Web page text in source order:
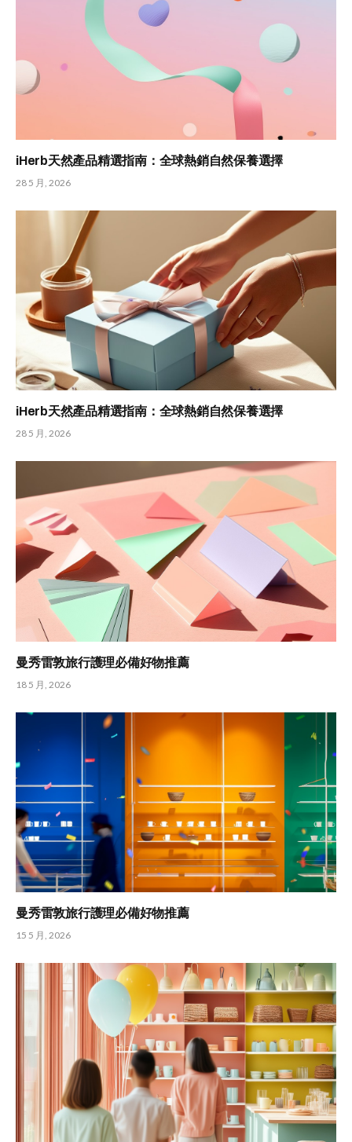
iHerb天然產品精選指南：全球熱銷自然保養選擇
28 5 月, 2026
iHerb天然產品精選指南：全球熱銷自然保養選擇
28 5 月, 2026
曼秀雷敦旅行護理必備好物推薦
18 5 月, 2026
曼秀雷敦旅行護理必備好物推薦
15 5 月, 2026